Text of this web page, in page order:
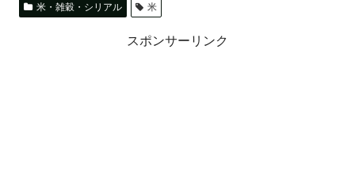
米・雑穀・シリアル 米
スポンサーリンク